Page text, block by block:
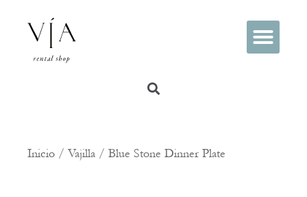
Inicio / Vajilla / Blue Stone Dinner Plate